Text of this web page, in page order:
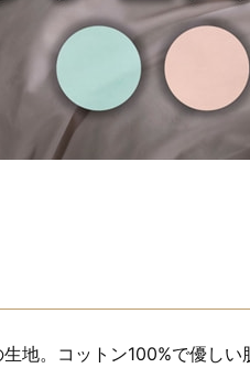
地。コットン100%で優し